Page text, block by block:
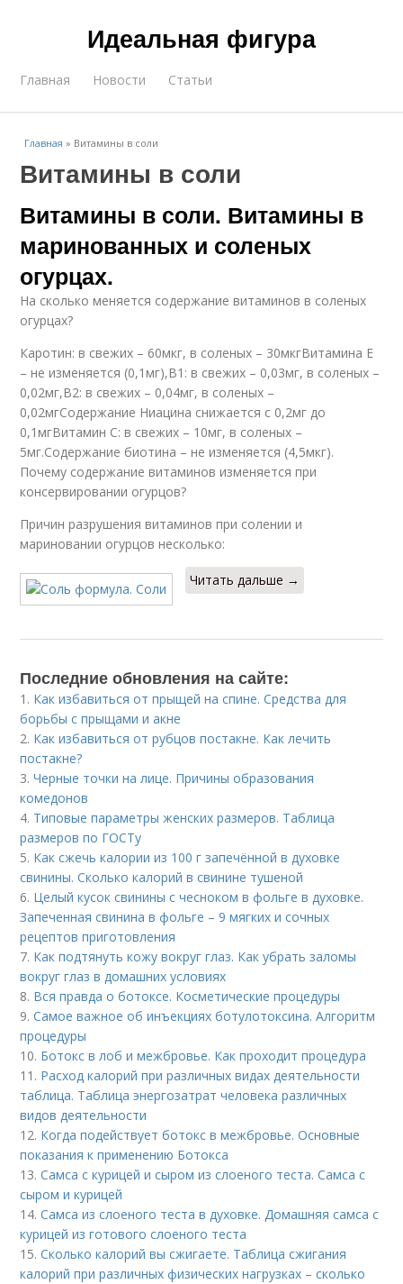
Идеальная фигура
Главная Новости Статьи
Главная » Витамины в соли
Витамины в соли
Витамины в соли. Витамины в
маринованных и соленых
огурцах.
На сколько меняется содержание витаминов в соленых
огурцах?
Каротин: в свежих – 60мкг, в соленых – 30мкгВитамина Е
– не изменяется (0,1мг),В1: в свежих – 0,03мг, в соленых –
0,02мг,В2: в свежих – 0,04мг, в соленых –
0,02мгСодержание Ниацина снижается с 0,2мг до
0,1мгВитамин С: в свежих – 10мг, в соленых –
5мг.Содержание биотина – не изменяется (4,5мкг).
Почему содержание витаминов изменяется при
консервировании огурцов?
Причин разрушения витаминов при солении и
мариновании огурцов несколько:
Читать дальше →
Последние обновления на сайте:
1. Как избавиться от прыщей на спине. Средства для
борьбы с прыщами и акне
2. Как избавиться от рубцов постакне. Как лечить
постакне?
3.Черные точки на лице. Причины образования
комедонов
4. Типовые параметры женских размеров. Таблица
размеров по ГОСТу
5. Как сжечь калории из 100 г запечённой в духовке
свинины. Сколько калорий в свинине тушеной
6. Целый кусок свинины с чесноком в фольге в духовке.
Запеченная свинина в фольге – 9 мягких и сочных
рецептов приготовления
7. Как подтянуть кожу вокруг глаз. Как убрать заломы
вокруг глаз в домашних условиях
8. Вся правда о ботоксе. Косметические процедуры
9.Самое важное об инъекциях ботулотоксина. Алгоритм
процедуры
10. Ботокс в лоб и межбровье. Как проходит процедура
11. Расход калорий при различных видах деятельности
таблица. Таблица энергозатрат человека различных
видов деятельности
12. Когда подействует ботокс в межбровье. Основные
показания к применению Ботокса
13.Самса с курицей и сыром из слоеного теста. Самса с
сыром и курицей
14.Самса из слоеного теста в духовке. Домашняя самса с
курицей из готового слоеного теста
15.Сколько калорий вы сжигаете. Таблица сжигания
калорий при различных физических нагрузках – сколько